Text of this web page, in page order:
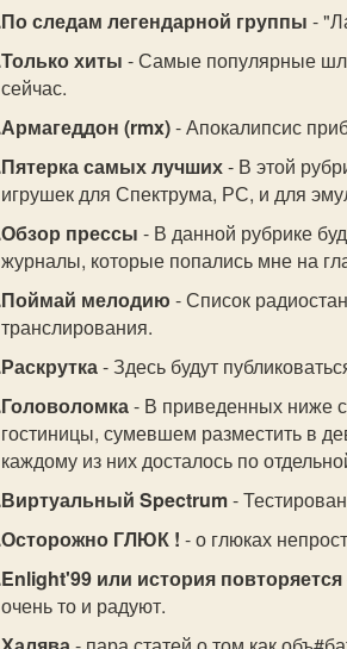
По следам легендарной группы -
Только хиты - Самые популярные
сейчас.
Армагеддон (rmx)- Апокалипсис
Пятерка самых лучших- В этой
игрушек для Спектрума, РС, и для
Обзор прессы - В данной рубрике
журналы, которые попались мне на
Поймай мелодию - Список
транслирования.
Раскрутка- Здесь будут
Головоломка- В приведенных ниже
гостиницы, сумевшем разместить в
каждому из них досталось по
Виртуальный Spectrum-
Осторожно ГЛЮК ! - о глюках
Enlight'99 или история повторяется
очень то и радуют.